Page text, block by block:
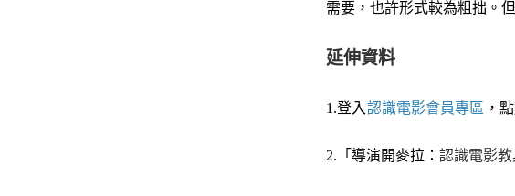
需要，也許形式較為粗拙。
延伸資料
1.登入 認識電影會員專區 ，
2.「導演開麥拉： 認識電影